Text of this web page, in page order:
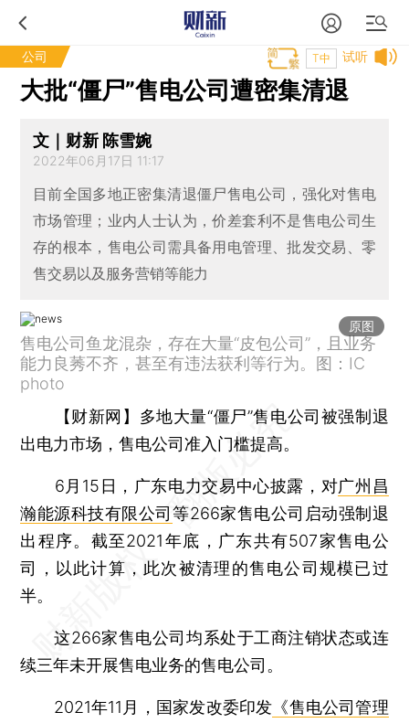
公司 试听
T中
大批“僵尸”售电公司遭密集清退
文｜财新 陈雪婉
2022年06月17日 11:17
目前全国多地正密集清退僵尸售电公司，强化对售电
市场管理；业内人士认为，价差套利不是售电公司生
存的根本，售电公司需具备用电管理、批发交易、零
售交易以及服务营销等能力
原图
售电公司鱼龙混杂，存在大量“皮包公司”，且业务
能力良莠不齐，甚至有违法获利等行为。图：IC
photo
【财新网】 多地大量“僵尸”售电公司被强制退
出电力市场，售电公司准入门槛提高。
6月15日，广东电力交易中心披露，对广州昌
瀚能源科技有限公司 等266家售电公司启动强制退
出程序。截至2021年底，广东共有507家售电公
司，以此计算，此次被清理的售电公司规模已过
半。
这266家售电公司均系处于工商注销状态或连
续三年未开展售电业务的售电公司。
2021年11月，国家发改委印发 《售电公司管理